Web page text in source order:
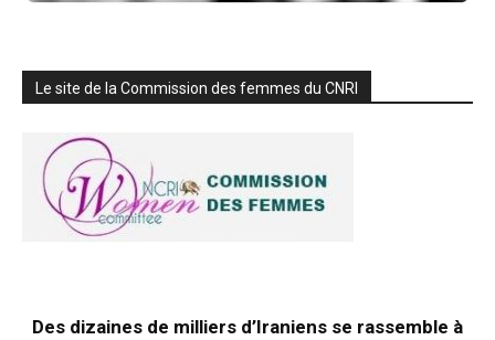
Le site de la Commission des femmes du CNRI
Des dizaines de milliers d’Iraniens se rassemble à